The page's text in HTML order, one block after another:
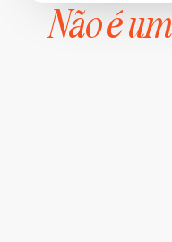
Não é